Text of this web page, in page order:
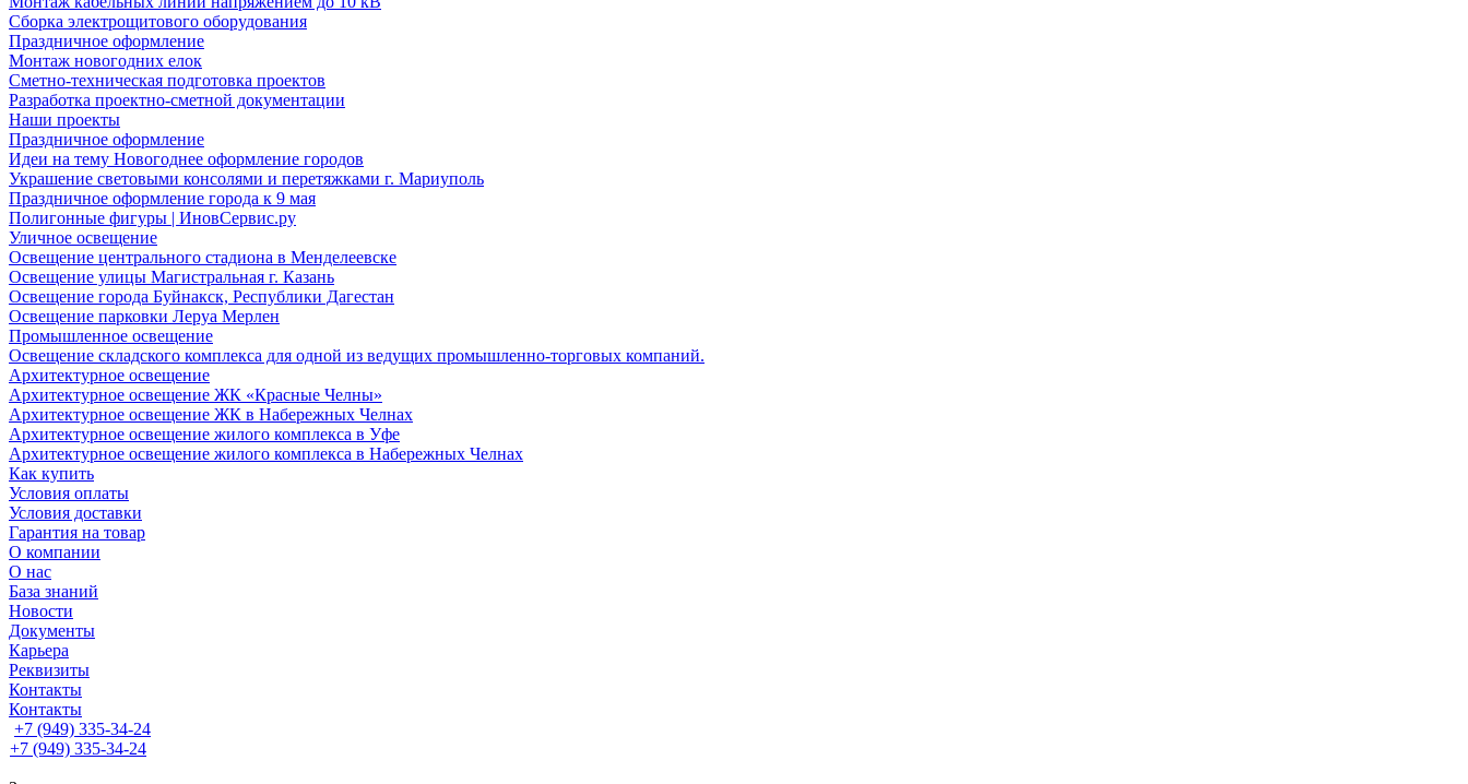
Сборка электрощитового оборудования
Праздничное оформление
Монтаж новогодних елок
Сметно-техническая подготовка проектов
Разработка проектно-сметной документации
Наши проекты
Праздничное оформление
Идеи на тему Новогоднее оформление городов
Украшение световыми консолями и перетяжками г. Мариуполь
Праздничное оформление города к 9 мая
Полигонные фигуры | ИновСервис.ру
Уличное освещение
Освещение центрального стадиона в Менделеевске
Освещение улицы Магистральная г. Казань
Освещение города Буйнакск, Республики Дагестан
Освещение парковки Леруа Мерлен
Промышленное освещение
Освещение складского комплекса для одной из ведущих промышленно-торговых компаний.
Архитектурное освещение
Архитектурное освещение ЖК «Красные Челны»
Архитектурное освещение ЖК в Набережных Челнах
Архитектурное освещение жилого комплекса в Уфе
Архитектурное освещение жилого комплекса в Набережных Челнах
Как купить
Условия оплаты
Условия доставки
Гарантия на товар
О компании
О нас
База знаний
Новости
Документы
Карьера
Реквизиты
Контакты
Контакты
+7 (949) 335-34-24
+7 (949) 335-34-24